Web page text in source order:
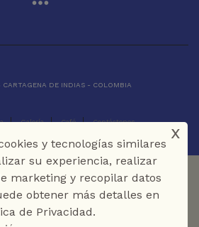
DE INDIAS - COLOMBIA
Galería Café Contáctenos
y tecnologías similares
su experiencia, realizar
marketing y recopilar datos
obtener más detalles en
de Privacidad.
x